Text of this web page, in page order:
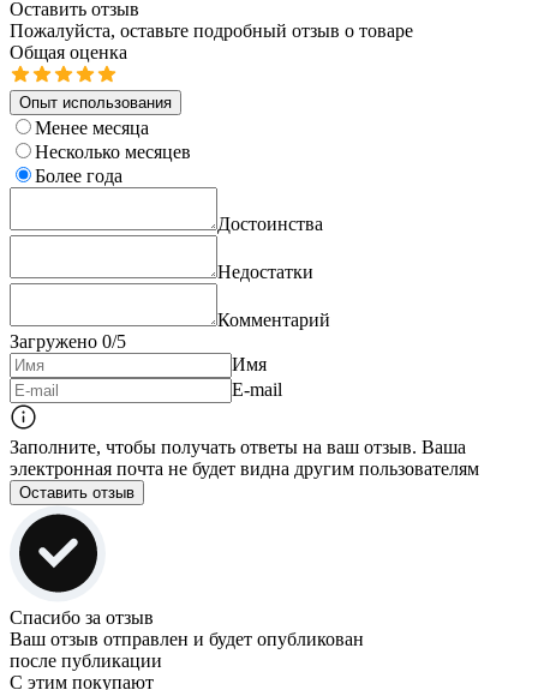
Оставить отзыв
Пожалуйста, оставьте подробный отзыв о товаре
Общая оценка
Опыт использования
Менее месяца
Несколько месяцев
Более года
Достоинства
Недостатки
Комментарий
Загружено 0/5
Имя
E-mail
Заполните, чтобы получать ответы на ваш отзыв. Ваша
электронная почта не будет видна другим пользователям
Оставить отзыв
Спасибо за отзыв
Ваш отзыв отправлен и будет опубликован
после публикации
С этим покупают